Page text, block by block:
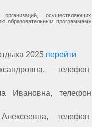
осуществляющих
образовательным программам»
2025 перейти
телефон
Ивановна, телефон
телефон